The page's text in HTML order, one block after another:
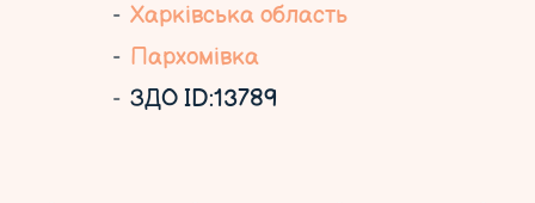
Харківська область
Пархомівка
ЗДО ID:13789